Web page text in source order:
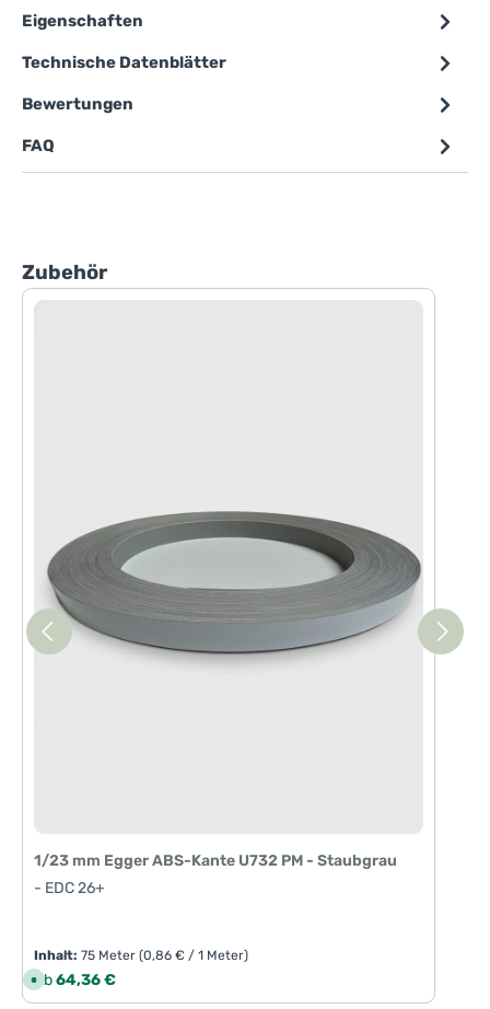
Eigenschaften
Technische Datenblätter
Bewertungen
FAQ
Produktgalerie überspringen
Zubehör
1/23 mm Egger ABS-Kante U732 PM - Staubgrau
- EDC 26+
Inhalt:75 Meter(0,86 € / 1 Meter)
Regulärer Preis:
S
o
f
Ab64,36 €